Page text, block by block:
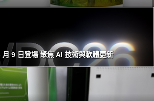
9 日登場 聚焦 AI 技術與軟體更新